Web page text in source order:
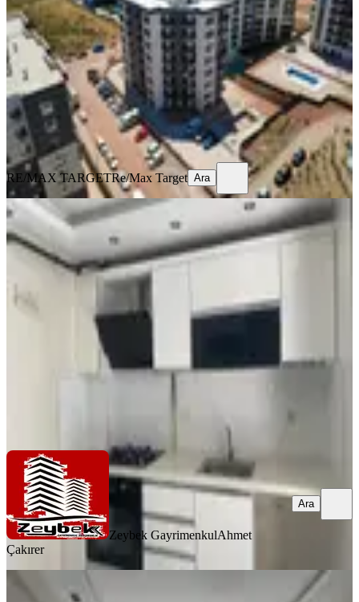
Menemen, Gazi Mahallesi
3+1 ·119 m²· 3. Kat· 12.07.2026
5.600.000 ₺ 5.800.000 ₺
RE/MAX TARGET Re/Max Target
RE/MAX TARGETRe/Max Target Ara
MANZARALI
Menemen Koyundere Merkezde 3+1
115 M2 Satılık Daire
Menemen, Gazi Mahallesi
03.07.2026
Zeybek GayrimenkulAhmet
Çakırer
Ara
Koyundere Meydan Da 40 M2 Özel